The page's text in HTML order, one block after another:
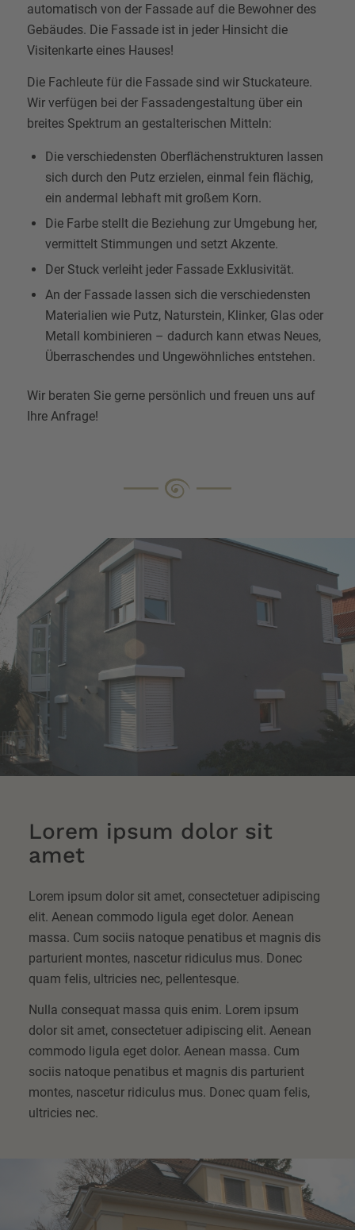
automatisch von der Fassade auf die Bewohner des
Gebäudes. Die Fassade ist in jeder Hinsicht die
Visitenkarte eines Hauses!
Die Fachleute für die Fassade sind wir Stuckateure.
Wir verfügen bei der Fassadengestaltung über ein
breites Spektrum an gestalterischen Mitteln:
Die verschiedensten Oberflächenstrukturen lassen
sich durch den Putz erzielen, einmal fein flächig,
ein andermal lebhaft mit großem Korn.
Die Farbe stellt die Beziehung zur Umgebung her,
vermittelt Stimmungen und setzt Akzente.
Der Stuck verleiht jeder Fassade Exklusivität.
An der Fassade lassen sich die verschiedensten
Materialien wie Putz, Naturstein, Klinker, Glas oder
Metall kombinieren – dadurch kann etwas Neues,
Überraschendes und Ungewöhnliches entstehen.
Wir beraten Sie gerne persönlich und freuen uns auf
Ihre Anfrage!
Lorem ipsum dolor sit
amet
Lorem ipsum dolor sit amet, consectetuer adipiscing
elit. Aenean commodo ligula eget dolor. Aenean
massa. Cum sociis natoque penatibus et magnis dis
parturient montes, nascetur ridiculus mus. Donec
quam felis, ultricies nec, pellentesque.
Nulla consequat massa quis enim. Lorem ipsum
dolor sit amet, consectetuer adipiscing elit. Aenean
commodo ligula eget dolor. Aenean massa. Cum
sociis natoque penatibus et magnis dis parturient
montes, nascetur ridiculus mus. Donec quam felis,
ultricies nec.